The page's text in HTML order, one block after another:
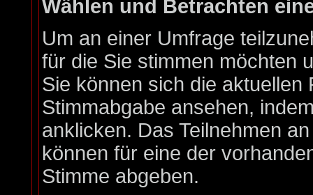
Wählen und Betrachten
Um an einer Umfrage
für die Sie stimmen möchten
Sie können sich die
Stimmabgabe ansehen,
anklicken. Das Teilnehmen
können für eine der
Stimme abgeben.